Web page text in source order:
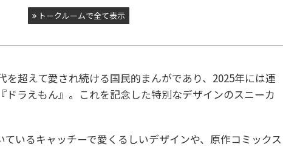
トークルームで全て表示
を超えて愛され続ける国民的まんがであり、2025年には連
ドラえもん』。これを記念した特別なデザインのスニーカ
ているキャッチーで愛くるしいデザインや、原作コミックス